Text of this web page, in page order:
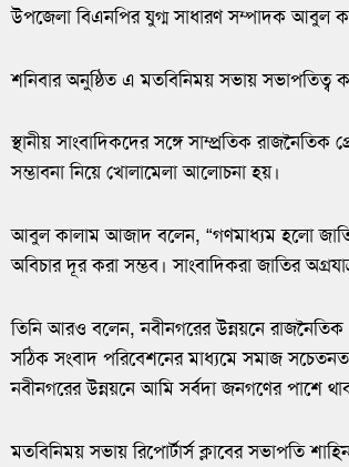
উপজেলা বিএনপির যুগ্ম সাধারণ সম্পাদক আবুল
শনিবার অনুষ্ঠিত এ মতবিনিময় সভায় সভাপতিত্ব
স্থানীয় সাংবাদিকদের সঙ্গে সাম্প্রতিক
সম্ভাবনা নিয়ে খোলামেলা আলোচনা হয়।
আবুল কালাম আজাদ বলেন, “গণমাধ্যম হলো
অবিচার দূর করা সম্ভব। সাংবাদিকরা জাতির
তিনি আরও বলেন, নবীনগরের উন্নয়নে রাজনৈতিক
সঠিক সংবাদ পরিবেশনের মাধ্যমে সমাজ
নবীনগরের উন্নয়নে আমি সর্বদা জনগণের পাশে
মতবিনিময় সভায় রিপোর্টার্স ক্লাবের সভাপতি